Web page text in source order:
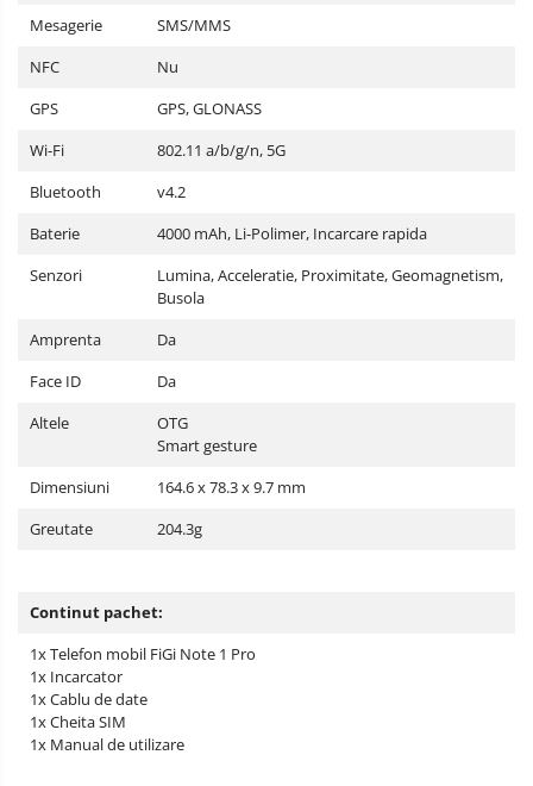
Mesagerie
SMS/MMS
NFC
Nu
GPS
GPS, GLONASS
Wi-Fi
802.11 a/b/g/n, 5G
Bluetooth
v4.2
Baterie
4000 mAh, Li-Polimer, Incarcare rapida
Senzori
Lumina, Acceleratie, Proximitate, Geomagnetism,
Busola
Amprenta
Da
Face ID
Da
Altele
OTG
Smart gesture
Dimensiuni
164.6 x 78.3 x 9.7 mm
Greutate
204.3g
Continut pachet:
1x Telefon mobil FiGi Note 1 Pro
1x Incarcator
1x Cablu de date
1x Cheita SIM
1x Manual de utilizare